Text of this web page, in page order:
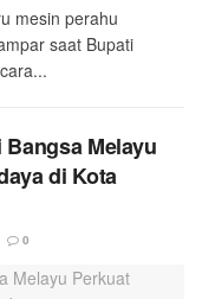
mesin perahu
saat Bupati
Melayu
di Kota
0